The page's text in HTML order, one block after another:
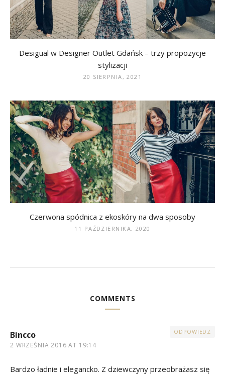
Desigual w Designer Outlet Gdańsk – trzy propozycje
stylizacji
20 SIERPNIA, 2021
Czerwona spódnica z ekoskóry na dwa sposoby
11 PAŹDZIERNIKA, 2020
COMMENTS
Bincco
2 WRZEŚNIA 2016 AT 19:14
ODPOWIEDZ
Bardzo ładnie i elegancko. Z dziewczyny przeobrażasz się